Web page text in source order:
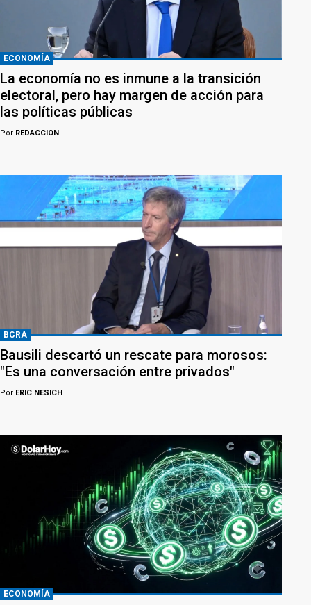
ECONOMÍA
La economía no es inmune a la transición
electoral, pero hay margen de acción para
las políticas públicas
Por REDACCION
BCRA
Bausili descartó un rescate para morosos:
"Es una conversación entre privados"
Por ERIC NESICH
ECONOMÍA